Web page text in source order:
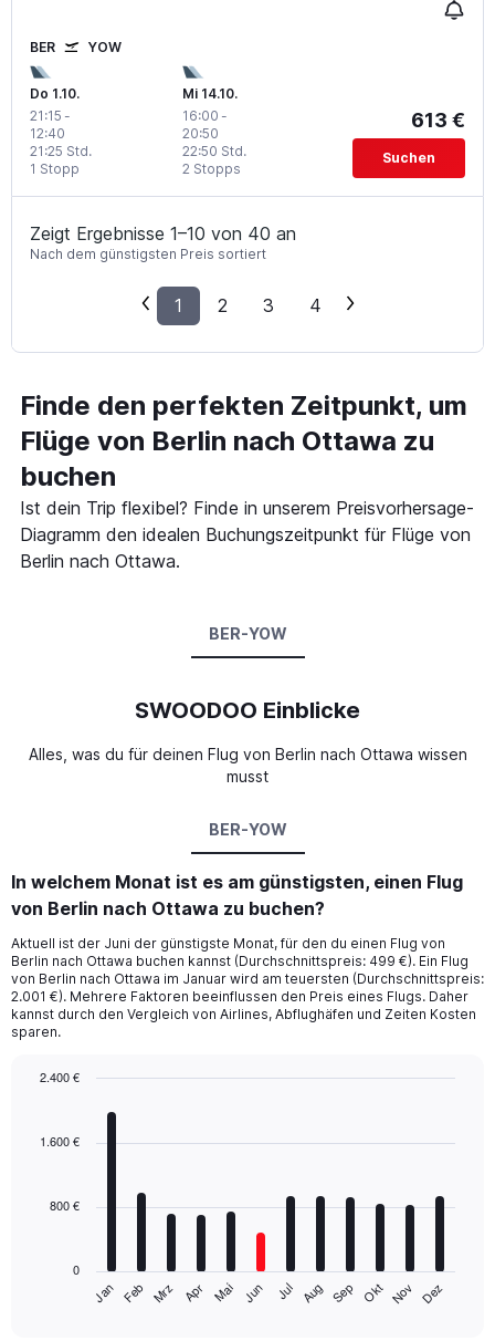
BER YOW
Do 1.10.
21:15 -
12:40
1 Stopp
21:25 Std.
Mi 14.10.
16:00 -
20:50
2 Stopps
22:50 Std.
613 €
Suchen
Zeigt Ergebnisse 1–10 von 40 an
Nach dem günstigsten Preis sortiert
1 2 3 4
Finde den perfekten Zeitpunkt, um
Flüge von Berlin nach Ottawa zu
buchen
Ist dein Trip flexibel? Finde in unserem Preisvorhersage-
Diagramm den idealen Buchungszeitpunkt für Flüge von
Berlin nach Ottawa.
BER-YOW
SWOODOO Einblicke
Alles, was du für deinen Flug von Berlin nach Ottawa wissen
musst
BER-YOW
In welchem Monat ist es am günstigsten, einen Flug
von Berlin nach Ottawa zu buchen?
Aktuell ist der Juni der günstigste Monat, für den du einen Flug von
Berlin nach Ottawa buchen kannst (Durchschnittspreis: 499 €). Ein Flug
von Berlin nach Ottawa im Januar wird am teuersten (Durchschnittspreis:
2.001 €). Mehrere Faktoren beeinflussen den Preis eines Flugs. Daher
kannst durch den Vergleich von Airlines, Abflughäfen und Zeiten Kosten
sparen.
with
The
Jan Feb Mrz Apr Mai Jun Jul Aug Sep Okt Nov Dez
0
800 €
1.600 €
2.400 €